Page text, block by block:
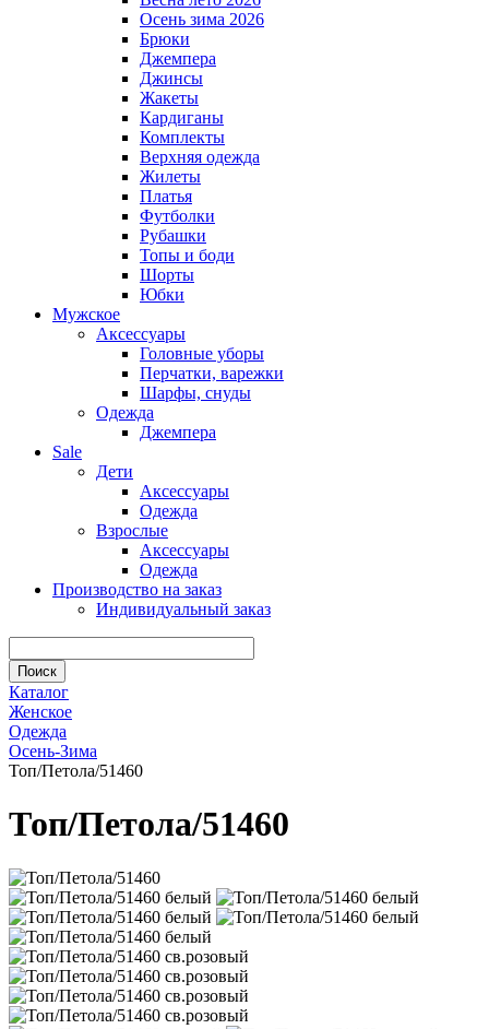
Осень зима 2026
Брюки
Джемпера
Джинсы
Жакеты
Кардиганы
Комплекты
Верхняя одежда
Жилеты
Платья
Футболки
Рубашки
Топы и боди
Шорты
Юбки
Мужское
Аксессуары
Головные уборы
Перчатки, варежки
Шарфы, снуды
Одежда
Джемпера
Sale
Дети
Аксессуары
Одежда
Взрослые
Аксессуары
Одежда
Производство на заказ
Индивидуальный заказ
Каталог
Женское
Одежда
Осень-Зима
Топ/Петола/51460
Топ/Петола/51460